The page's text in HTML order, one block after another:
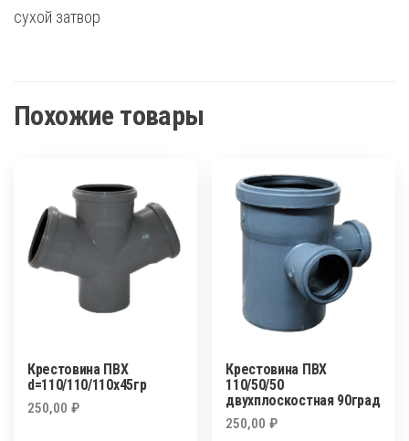
сухой затвор
Похожие товары
Крестовина ПВХ
d=110/110/110х45гр
250,00 ₽
Крестовина ПВХ
110/50/50
двухплоскостная 90град
250,00₽